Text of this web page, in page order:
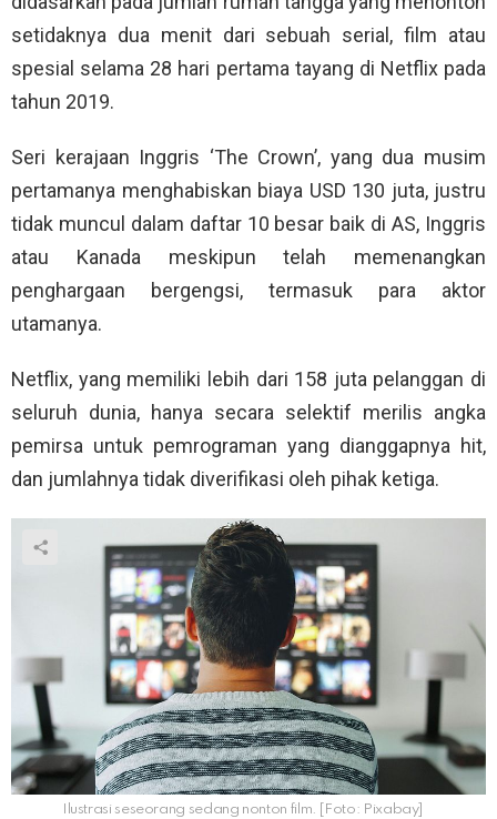
setidaknya dua menit dari sebuah serial, film atau
spesial selama 28 hari pertama tayang di Netflix pada
tahun 2019.
Seri kerajaan Inggris ‘The Crown’, yang dua musim
pertamanya menghabiskan biaya USD 130 juta, justru
tidak muncul dalam daftar 10 besar baik di AS, Inggris
atau Kanada meskipun telah memenangkan
penghargaan bergengsi, termasuk para aktor
utamanya.
Netflix, yang memiliki lebih dari 158 juta pelanggan di
seluruh dunia, hanya secara selektif merilis angka
pemirsa untuk pemrograman yang dianggapnya hit,
dan jumlahnya tidak diverifikasi oleh pihak ketiga.
Ilustrasi seseorang sedang nonton film. [Foto: Pixabay]